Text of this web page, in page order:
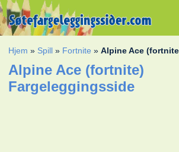
Hjem » Spill » Fortnite »Alpine Ace
Alpine Ace (fortnite)
Fargeleggingsside